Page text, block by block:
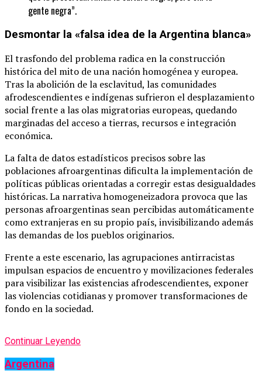
gente negra”.
Desmontar la «falsa idea de la Argentina blanca»
El trasfondo del problema radica en la construcción
histórica del mito de una nación homogénea y europea.
Tras la abolición de la esclavitud, las comunidades
afrodescendientes e indígenas sufrieron el desplazamiento
social frente a las olas migratorias europeas, quedando
marginadas del acceso a tierras, recursos e integración
económica.
La falta de datos estadísticos precisos sobre las
poblaciones afroargentinas dificulta la implementación de
políticas públicas orientadas a corregir estas desigualdades
históricas. La narrativa homogeneizadora provoca que las
personas afroargentinas sean percibidas automáticamente
como extranjeras en su propio país, invisibilizando además
las demandas de los pueblos originarios.
Frente a este escenario, las agrupaciones antirracistas
impulsan espacios de encuentro y movilizaciones federales
para visibilizar las existencias afrodescendientes, exponer
las violencias cotidianas y promover transformaciones de
fondo en la sociedad.
Continuar Leyendo
Argentina